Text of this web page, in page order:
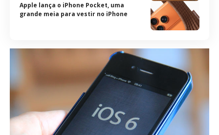
Apple lança o iPhone Pocket, uma
grande meia para vestir no iPhone